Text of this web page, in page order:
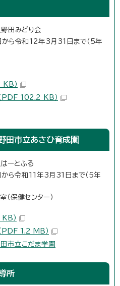
田みどり会
ら令和12年3月31日まで（5年
）
PDF 102.2 KB）
田市立あさひ育成園
ーとふる
ら令和11年3月31日まで（5年
保健センター）
）
PDF 1.2 MB）
市立こだま学園
所